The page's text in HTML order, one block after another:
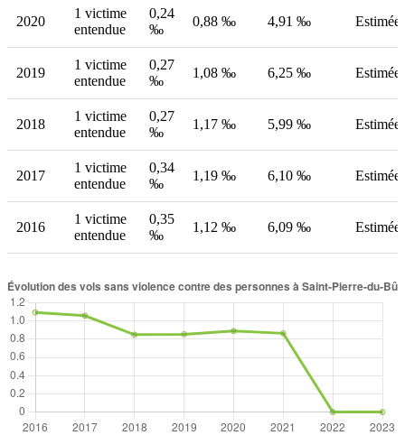
2020
1 victime
entendue
0,24
‰
0,88 ‰ 4,91 ‰ Estimée
2019
1 victime
entendue
0,27
‰
1,08 ‰ 6,25 ‰ Estimée
2018
1 victime
entendue
0,27
‰
1,17 ‰ 5,99 ‰ Estimée
2017
1 victime
entendue
0,34
‰
1,19 ‰ 6,10 ‰ Estimée
2016
1 victime
entendue
0,35
‰
1,12 ‰ 6,09 ‰ Estimée